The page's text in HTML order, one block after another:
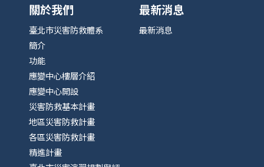
關於我們
臺北市災害防救體系
簡介
功能
應變中心樓層介紹
應變中心開設
災害防救基本計畫
地區災害防救計畫
各區災害防救計畫
精進計畫
最新消息
最新消息